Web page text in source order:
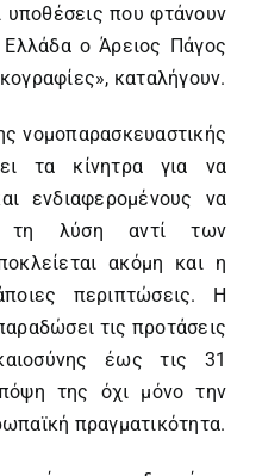
υποθέσεις που φτάνουν
ο Άρειος Πάγος
καταλήγουν.
νομοπαρασκευαστικής
τα κίνητρα για να
ενδιαφερομένους να
τη λύση αντί των
ακόμη και η
περιπτώσεις. Η
τις προτάσεις
έως τις 31
της όχι μόνο την
πραγματικότητα.